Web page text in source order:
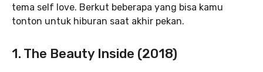
tema self love. Berkut beberapa yang bisa kamu
tonton untuk hiburan saat akhir pekan.
1. The Beauty Inside (2018)